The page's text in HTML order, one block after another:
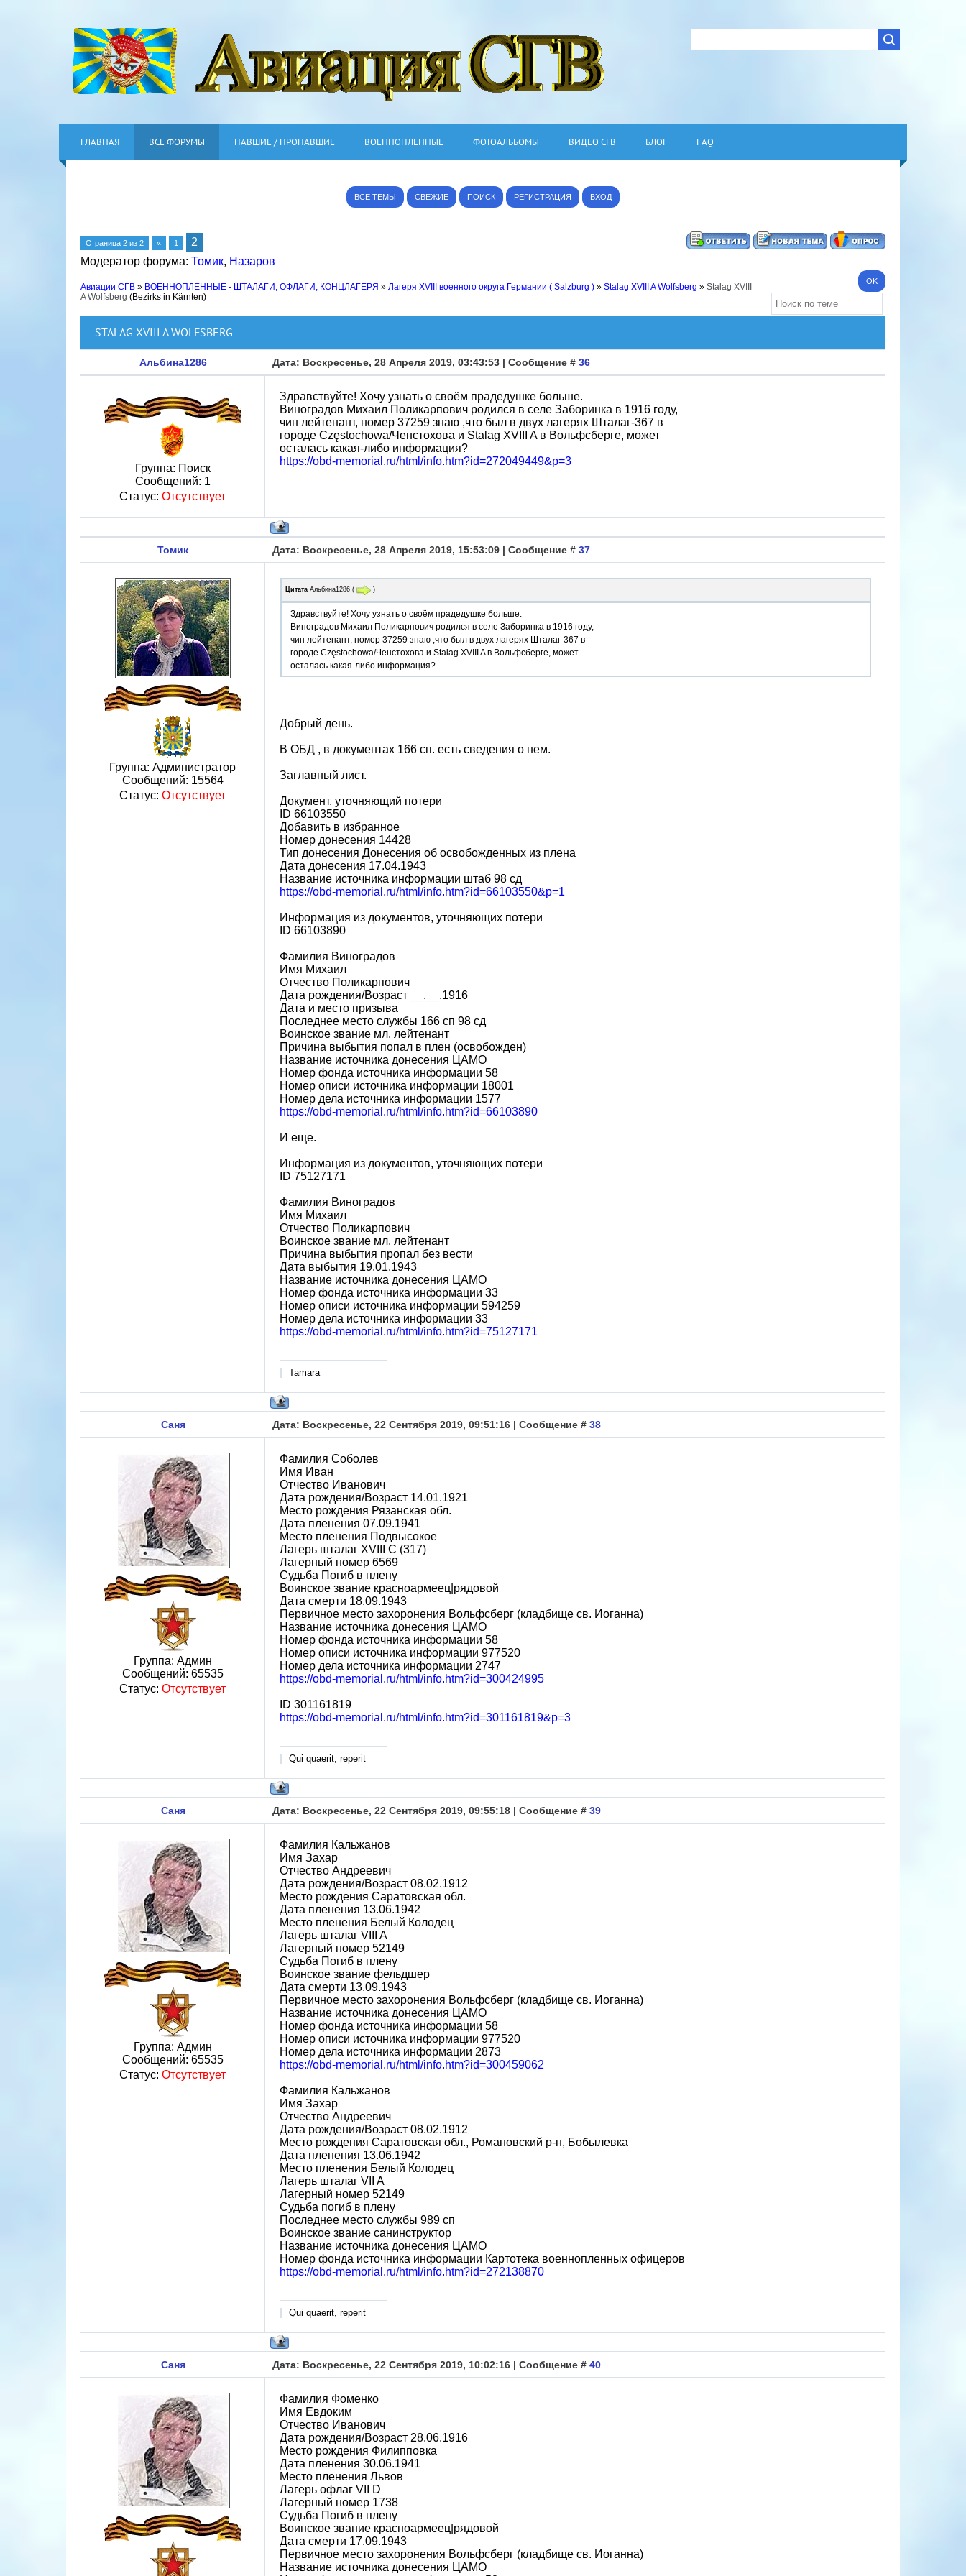
ГЛАВНАЯ ВСЕ ФОРУМЫ ПАВШИЕ / ПРОПАВШИЕ ВОЕННОПЛЕННЫЕ ФОТОАЛЬБОМЫ ВИДЕО СГВ БЛОГ FAQ
ВСЕ ТЕМЫ СВЕЖИЕ ПОИСК РЕГИСТРАЦИЯ ВХОД
Страница 2 из 2 « 1
2
Модератор форума: Томик, Назаров
Авиации СГВ » ВОЕННОПЛЕННЫЕ - ШТАЛАГИ, ОФЛАГИ, КОНЦЛАГЕРЯ » Лагеря XVIII военного округа Германии ( Salzburg ) » Stalag XVIII A Wolfsberg » Stalag XVIII
A Wolfsberg (Bezirks in Kärnten)
STALAG XVIII A WOLFSBERG
Альбина1286 Дата: Воскресенье, 28 Апреля 2019, 03:43:53 | Сообщение # 36
Группа: Поиск
Сообщений: 1
Статус: Отсутствует
Здравствуйте! Хочу узнать о своём прадедушке больше.
Виноградов Михаил Поликарпович родился в селе Заборинка в 1916 году,
чин лейтенант, номер 37259 знаю ,что был в двух лагерях Шталаг-367 в
городе Częstochowa/Ченстохова и Stalag XVIII A в Вольфсберге, может
осталась какая-либо информация?
https://obd-memorial.ru/html/info.htm?id=272049449&p=3
Томик Дата: Воскресенье, 28 Апреля 2019, 15:53:09 | Сообщение # 37
Группа: Администратор
Сообщений: 15564
Статус: Отсутствует
Цитата Альбина1286 ( )
Здравствуйте! Хочу узнать о своём прадедушке больше.
Виноградов Михаил Поликарпович родился в селе Заборинка в 1916 году,
чин лейтенант, номер 37259 знаю ,что был в двух лагерях Шталаг-367 в
городе Częstochowa/Ченстохова и Stalag XVIII A в Вольфсберге, может
осталась какая-либо информация?
Добрый день.
В ОБД , в документах 166 сп. есть сведения о нем.
Заглавный лист.
Документ, уточняющий потери
ID 66103550
Добавить в избранное
Номер донесения 14428
Тип донесения Донесения об освобожденных из плена
Дата донесения 17.04.1943
Название источника информации штаб 98 сд
https://obd-memorial.ru/html/info.htm?id=66103550&p=1
Информация из документов, уточняющих потери
ID 66103890
Фамилия Виноградов
Имя Михаил
Отчество Поликарпович
Дата рождения/Возраст __.__.1916
Дата и место призыва
Последнее место службы 166 сп 98 сд
Воинское звание мл. лейтенант
Причина выбытия попал в плен (освобожден)
Название источника донесения ЦАМО
Номер фонда источника информации 58
Номер описи источника информации 18001
Номер дела источника информации 1577
https://obd-memorial.ru/html/info.htm?id=66103890
И еще.
Информация из документов, уточняющих потери
ID 75127171
Фамилия Виноградов
Имя Михаил
Отчество Поликарпович
Воинское звание мл. лейтенант
Причина выбытия пропал без вести
Дата выбытия 19.01.1943
Название источника донесения ЦАМО
Номер фонда источника информации 33
Номер описи источника информации 594259
Номер дела источника информации 33
https://obd-memorial.ru/html/info.htm?id=75127171
Tamara
Саня Дата: Воскресенье, 22 Сентября 2019, 09:51:16 | Сообщение # 38
Группа: Админ
Сообщений: 65535
Статус: Отсутствует
Фамилия Соболев
Имя Иван
Отчество Иванович
Дата рождения/Возраст 14.01.1921
Место рождения Рязанская обл.
Дата пленения 07.09.1941
Место пленения Подвысокое
Лагерь шталаг XVIII C (317)
Лагерный номер 6569
Судьба Погиб в плену
Воинское звание красноармеец|рядовой
Дата смерти 18.09.1943
Первичное место захоронения Вольфсберг (кладбище св. Иоганна)
Название источника донесения ЦАМО
Номер фонда источника информации 58
Номер описи источника информации 977520
Номер дела источника информации 2747
https://obd-memorial.ru/html/info.htm?id=300424995
ID 301161819
https://obd-memorial.ru/html/info.htm?id=301161819&p=3
Qui quaerit, reperit
Саня Дата: Воскресенье, 22 Сентября 2019, 09:55:18 | Сообщение # 39
Группа: Админ
Сообщений: 65535
Статус: Отсутствует
Фамилия Кальжанов
Имя Захар
Отчество Андреевич
Дата рождения/Возраст 08.02.1912
Место рождения Саратовская обл.
Дата пленения 13.06.1942
Место пленения Белый Колодец
Лагерь шталаг VIII A
Лагерный номер 52149
Судьба Погиб в плену
Воинское звание фельдшер
Дата смерти 13.09.1943
Первичное место захоронения Вольфсберг (кладбище св. Иоганна)
Название источника донесения ЦАМО
Номер фонда источника информации 58
Номер описи источника информации 977520
Номер дела источника информации 2873
https://obd-memorial.ru/html/info.htm?id=300459062
Фамилия Кальжанов
Имя Захар
Отчество Андреевич
Дата рождения/Возраст 08.02.1912
Место рождения Саратовская обл., Романовский р-н, Бобылевка
Дата пленения 13.06.1942
Место пленения Белый Колодец
Лагерь шталаг VII A
Лагерный номер 52149
Судьба погиб в плену
Последнее место службы 989 сп
Воинское звание санинструктор
Название источника донесения ЦАМО
Номер фонда источника информации Картотека военнопленных офицеров
https://obd-memorial.ru/html/info.htm?id=272138870
Qui quaerit, reperit
Саня Дата: Воскресенье, 22 Сентября 2019, 10:02:16 | Сообщение # 40
Фамилия Фоменко
Имя Евдоким
Отчество Иванович
Дата рождения/Возраст 28.06.1916
Место рождения Филипповка
Дата пленения 30.06.1941
Место пленения Львов
Лагерь офлаг VII D
Лагерный номер 1738
Судьба Погиб в плену
Воинское звание красноармеец|рядовой
Дата смерти 17.09.1943
Первичное место захоронения Вольфсберг (кладбище св. Иоганна)
Название источника донесения ЦАМО